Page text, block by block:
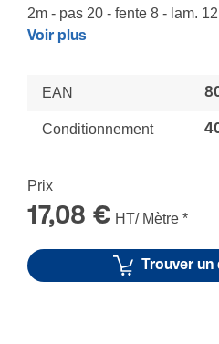
2m - pas 20 - fente 8 - lam. 12
Pour organiser armoires et
lamelles pour protection des
Hauteur de semelle
Composants de fixation
classe 2
Voir plus
EAN
Conditionnement
Prix
17,08 € HT/ Mètre *
Trouver